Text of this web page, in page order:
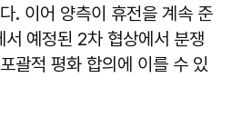
. 이어 양측이 휴전을 계속 준
예정된 2차 협상에서 분쟁
괄적 평화 합의에 이를 수 있